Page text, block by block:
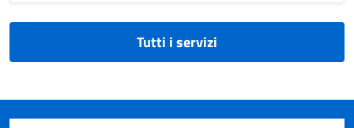
Tutti i servizi